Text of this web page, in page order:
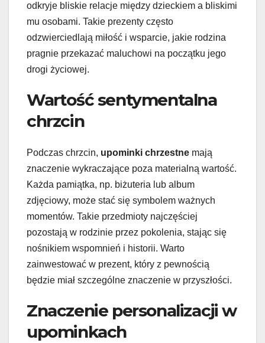
odkryje bliskie relacje między dzieckiem a bliskimi
mu osobami. Takie prezenty często
odzwierciedlają miłość i wsparcie, jakie rodzina
pragnie przekazać maluchowi na początku jego
drogi życiowej.
Wartość sentymentalna
chrzcin
Podczas chrzcin, upominki chrzestne mają
znaczenie wykraczające poza materialną wartość.
Każda pamiątka, np. biżuteria lub album
zdjęciowy, może stać się symbolem ważnych
momentów. Takie przedmioty najczęściej
pozostają w rodzinie przez pokolenia, stając się
nośnikiem wspomnień i historii. Warto
zainwestować w prezent, który z pewnością
będzie miał szczególne znaczenie w przyszłości.
Znaczenie personalizacji w
upominkach